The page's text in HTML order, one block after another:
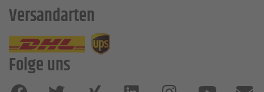
Versandarten
Folge uns